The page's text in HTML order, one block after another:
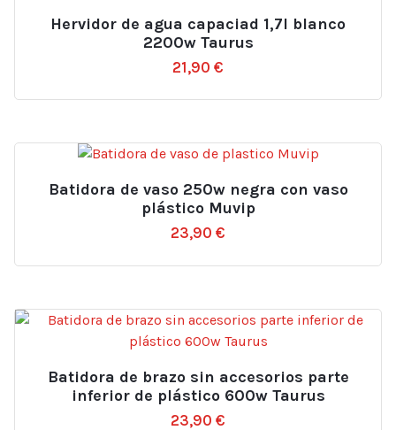
Hervidor de agua capaciad 1,7l blanco
2200w Taurus
21,90 €
Batidora de vaso 250w negra con vaso
plástico Muvip
23,90 €
Batidora de brazo sin accesorios parte
inferior de plástico 600w Taurus
23,90 €